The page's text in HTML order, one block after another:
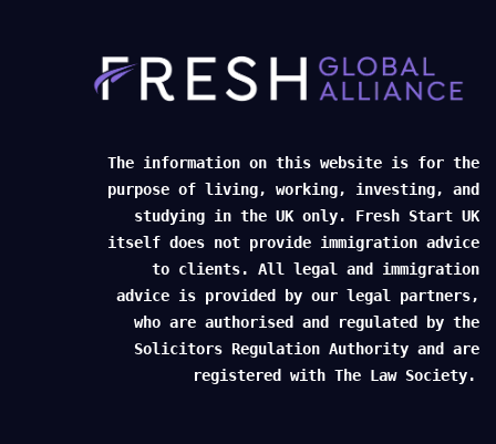
The information on this website is for the
purpose of living, working, investing, and
studying in the UK only. Fresh Start UK
itself does not provide immigration advice
to clients. All legal and immigration
advice is provided by our legal partners,
who are authorised and regulated by the
Solicitors Regulation Authority and are
registered with The Law Society.